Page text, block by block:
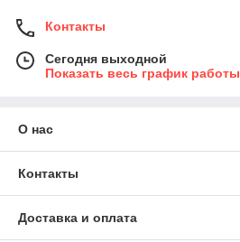
Контакты
Сегодня выходной
Показать весь график работы
О нас
Контакты
Доставка и оплата